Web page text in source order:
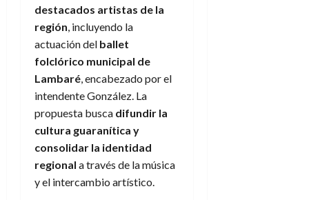
destacados artistas de la
región, incluyendo la
actuación del ballet
folclórico municipal de
Lambaré, encabezado por el
intendente González. La
propuesta busca difundir la
cultura guaranítica y
consolidar la identidad
regional a través de la música
y el intercambio artístico.